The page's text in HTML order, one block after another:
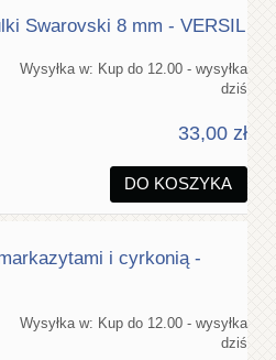
Swarovski 8 mm - VERSIL
Wysyłka w: Kup do 12.00 - wysyłka
dziś
33,00 zł
DO KOSZYKA
i cyrkonią -
Wysyłka w: Kup do 12.00 - wysyłka
dziś